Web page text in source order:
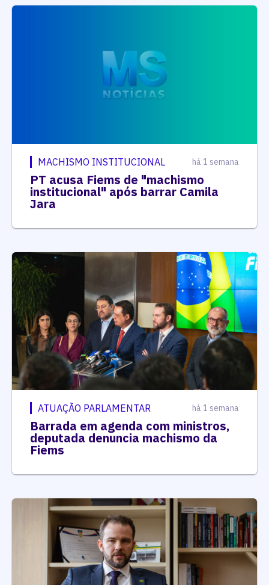
MACHISMO INSTITUCIONAL há 1 semana
PT acusa Fiems de "machismo
institucional" após barrar Camila
Jara
ATUAÇÃO PARLAMENTAR há 1 semana
Barrada em agenda com ministros,
deputada denuncia machismo da
Fiems